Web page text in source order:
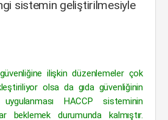
sistemin geliştirilmesiyle
ilişkin düzenlemeler çok
olsa da gıda güvenliğinin
HACCP sisteminin
beklemek durumunda kalmıştır.